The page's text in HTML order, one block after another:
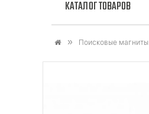
КАТАЛОГ ТОВАРОВ
Поисковые магниты